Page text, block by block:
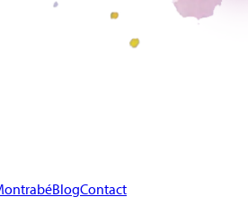
BlogContact